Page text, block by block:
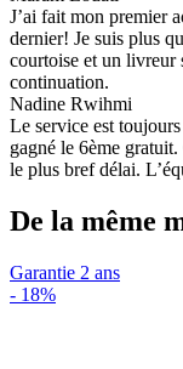
J’ai fait mon premier
dernier! Je suis plus
courtoise et un livreur
continuation.
Nadine Rwihmi
Le service est
gagné le 6ème
le plus bref délai.
De la même
Garantie 2 ans
- 18%